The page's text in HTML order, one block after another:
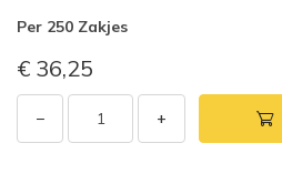
Per 250 Zakjes
€ 36,25
− +